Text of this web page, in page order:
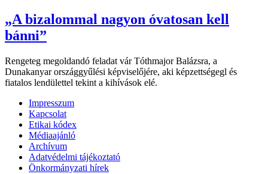
„A bizalommal nagyon óvatosan kell
bánni”
Rengeteg megoldandó feladat vár Tóthmajor Balázsra, a
Dunakanyar országgyűlési képviselőjére, aki képzettségegl és
fiatalos lendülettel tekint a kihívások elé.
Impresszum
Kapcsolat
Etikai kódex
Médiaajánló
Archívum
Adatvédelmi tájékoztató
Önkormányzati hírek